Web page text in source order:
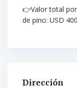
👉Valor total
de pino: USD
Dirección